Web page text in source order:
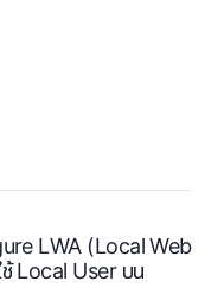
LWA (Local Web
Local User บน